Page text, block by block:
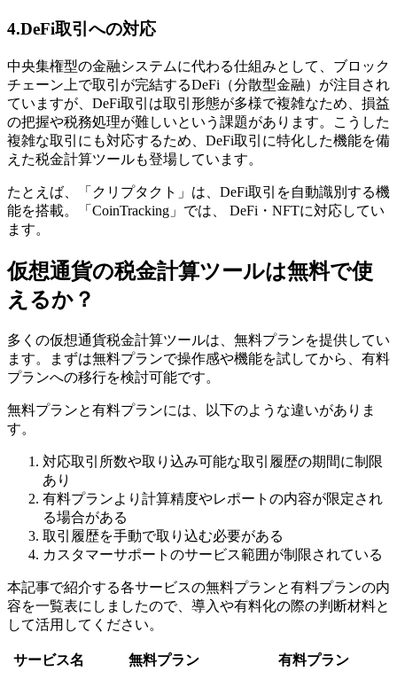
4.DeFi取引への対応
中央集権型の金融システムに代わる仕組みとして、ブロック
チェーン上で取引が完結するDeFi（分散型金融）が注目され
ていますが、DeFi取引は取引形態が多様で複雑なため、損益
の把握や税務処理が難しいという課題があります。こうした
複雑な取引にも対応するため、DeFi取引に特化した機能を備
えた税金計算ツールも登場しています。
たとえば、「クリプタクト」は、DeFi取引を自動識別する機
能を搭載。「CoinTracking」では、 DeFi・NFTに対応してい
ます。
仮想通貨の税金計算ツールは無料で使
えるか？
多くの仮想通貨税金計算ツールは、無料プランを提供してい
ます。まずは無料プランで操作感や機能を試してから、有料
プランへの移行を検討可能です。
無料プランと有料プランには、以下のような違いがありま
す。
対応取引所数や取り込み可能な取引履歴の期間に制限
あり
有料プランより計算精度やレポートの内容が限定され
る場合がある
取引履歴を手動で取り込む必要がある
カスタマーサポートのサービス範囲が制限されている
本記事で紹介する各サービスの無料プランと有料プランの内
容を一覧表にしましたので、導入や有料化の際の判断材料と
して活用してください。
サービス名 無料プラン 有料プラン